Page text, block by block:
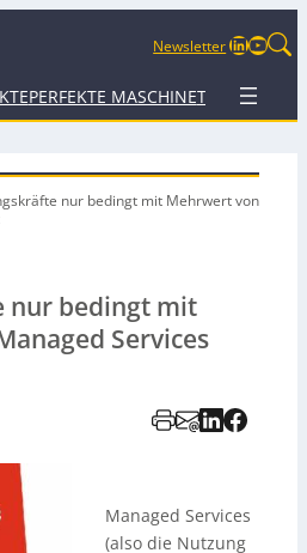
NewsletterLinkedIn
PERFEKTE MASCHINETERMINE
nur bedingt mit Mehrwert von
nur bedingt mit
Services
Managed Services
(also die Nutzung